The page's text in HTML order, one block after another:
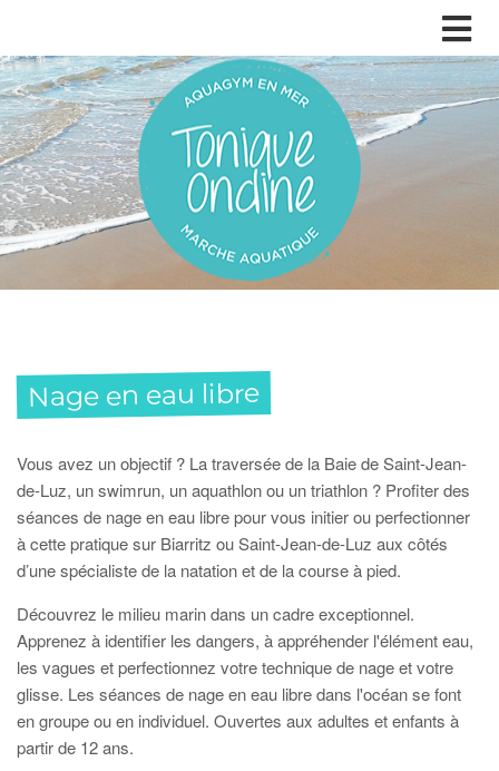
Nage en eau libre
Vous avez un objectif ? La traversée de la Baie de Saint-Jean-
de-Luz, un swimrun, un aquathlon ou un triathlon ? Profiter des
séances de nage en eau libre pour vous initier ou perfectionner
à cette pratique sur Biarritz ou Saint-Jean-de-Luz aux côtés
d’une spécialiste de la natation et de la course à pied.
Découvrez le milieu marin dans un cadre exceptionnel.
Apprenez à identifier les dangers, à appréhender l'élément eau,
les vagues et perfectionnez votre technique de nage et votre
glisse. Les séances de nage en eau libre dans l'océan se font
en groupe ou en individuel. Ouvertes aux adultes et enfants à
partir de 12 ans.